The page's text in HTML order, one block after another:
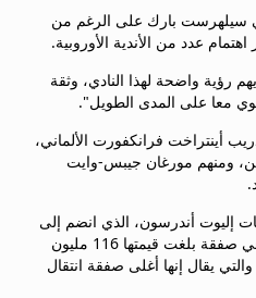
سيلهرست بارك على الرغم من
اهتمام عدد من الأندية الأوروبية.
رؤية واضحة لهذا النادي، وثقة
معا على المدى الطويل".
أينتراخت فرانكفورت الألماني،
ومنهم مورغان جيبس-وايت
إليوت أندرسون، الذي انضم إلى
مانشستر سيتي الأسبوع الماضي في صفقة بلغت قيمتها 116 مليون
دولار)، والتي يقال إنها أغلى صفقة انتقال